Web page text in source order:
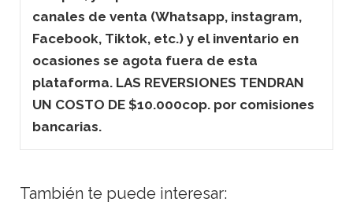
canales de venta (Whatsapp, instagram,
Facebook, Tiktok, etc.) y el inventario en
ocasiones se agota fuera de esta
plataforma. LAS REVERSIONES TENDRAN
UN COSTO DE $10.000cop. por comisiones
bancarias.
También te puede interesar: